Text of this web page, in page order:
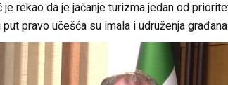
je rekao da je jačanje turizma jedan od
pravo učešća su imala i udruženja građana.